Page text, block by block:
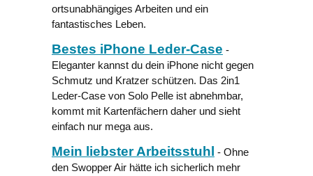
ortsunabhängiges Arbeiten und ein
fantastisches Leben.
Bestes iPhone Leder-Case -
Eleganter kannst du dein iPhone nicht gegen
Schmutz und Kratzer schützen. Das 2in1
Leder-Case von Solo Pelle ist abnehmbar,
kommt mit Kartenfächern daher und sieht
einfach nur mega aus.
Mein liebster Arbeitsstuhl - Ohne
den Swopper Air hätte ich sicherlich mehr